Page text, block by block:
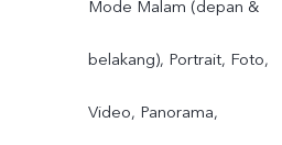
Mode Malam (depan &
belakang), Portrait, Foto,
Video, Panorama,